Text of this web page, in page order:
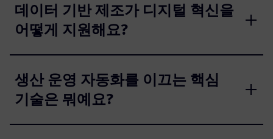
데이터 기반 제조가 디지털 혁신을
어떻게 지원해요?
생산 운영 자동화를 이끄는 핵심
기술은 뭐예요?